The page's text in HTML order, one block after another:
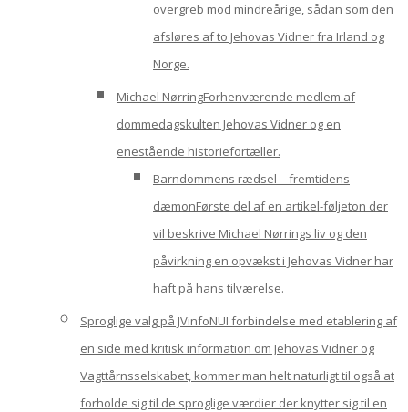
overgreb mod mindreårige, sådan som den
afsløres af to Jehovas Vidner fra Irland og
Norge.
Michael NørringForhenværende medlem af
dommedagskulten Jehovas Vidner og en
enestående historiefortæller.
Barndommens rædsel – fremtidens
dæmonFørste del af en artikel-føljeton der
vil beskrive Michael Nørrings liv og den
påvirkning en opvækst i Jehovas Vidner har
haft på hans tilværelse.
Sproglige valg på JVinfoNUI forbindelse med etablering af
en side med kritisk information om Jehovas Vidner og
Vagttårnsselskabet, kommer man helt naturligt til også at
forholde sig til de sproglige værdier der knytter sig til en